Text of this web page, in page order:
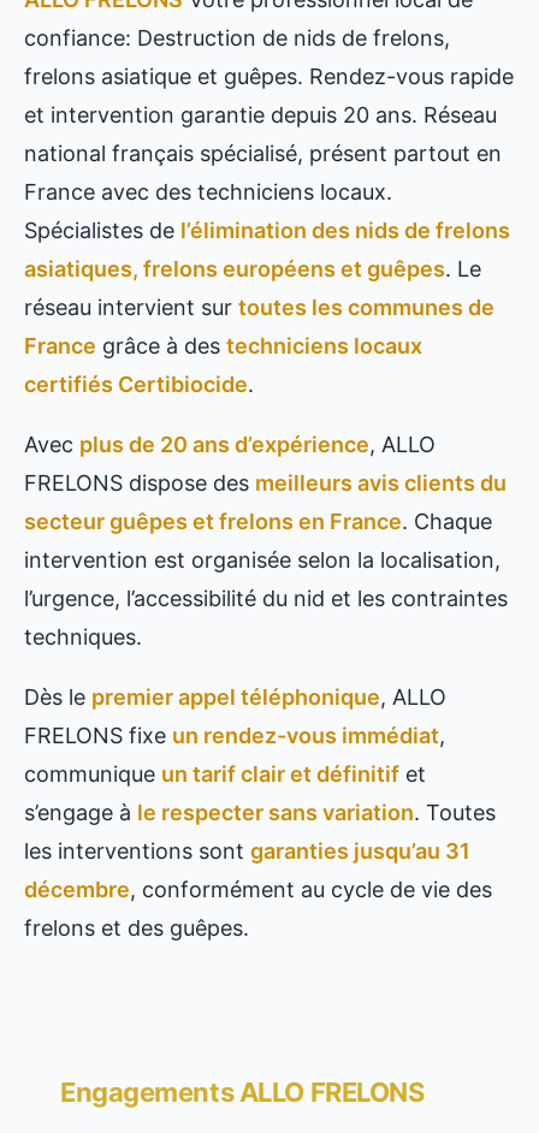
confiance: Destruction de nids de frelons,
frelons asiatique et guêpes. Rendez-vous rapide
et intervention garantie depuis 20 ans. Réseau
national français spécialisé, présent partout en
France avec des techniciens locaux.
Spécialistes de l’élimination des nids de frelons
asiatiques, frelons européens et guêpes. Le
réseau intervient sur toutes les communes de
France grâce à des techniciens locaux
certifiés Certibiocide.
Avec plus de 20 ans d’expérience, ALLO
FRELONS dispose des meilleurs avis clients du
secteur guêpes et frelons en France. Chaque
intervention est organisée selon la localisation,
l’urgence, l’accessibilité du nid et les contraintes
techniques.
Dès le premier appel téléphonique, ALLO
FRELONS fixe un rendez-vous immédiat,
communique un tarif clair et définitif et
s’engage à le respecter sans variation. Toutes
les interventions sont garanties jusqu’au 31
décembre, conformément au cycle de vie des
frelons et des guêpes.
Engagements ALLO FRELONS